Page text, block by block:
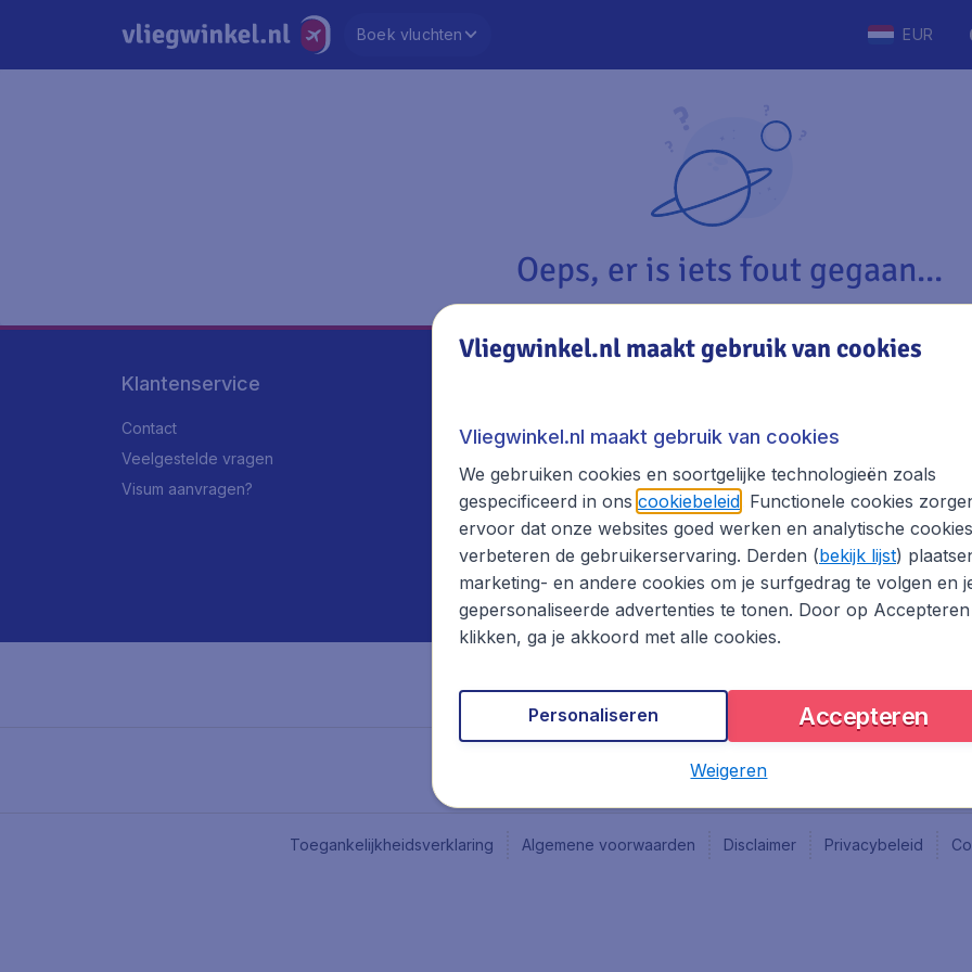
Boek vluchten EUR
Oeps, er is iets fout gegaan...
Klantenservice
Contact
Veelgestelde vragen
Visum aanvragen?
Over Vliegwinkel.nl
Reisgids
Toegankelijkheidsverklaring Algemene voorwaarden Disclaimer Privacybeleid
Vliegwinkel.nl maakt gebruik van cookies
Vliegwinkel.nl maakt gebruik van cookies
We gebruiken cookies en soortgelijke technologieën zoals
gespecificeerd in ons cookiebeleid. Functionele cookies
ervoor dat onze websites goed werken en analytische cookies
verbeteren de gebruikerservaring. Derden (bekijk lijst)
marketing- en andere cookies om je surfgedrag te volgen en
gepersonaliseerde advertenties te tonen. Door op
klikken, ga je akkoord met alle cookies.
Accepteren
Personaliseren
Weigeren